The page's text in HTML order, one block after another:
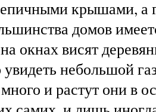
крышами, а
домов
окнах висят
небольшой
и растут они в